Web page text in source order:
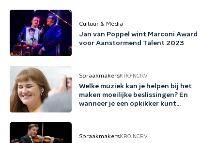
Cultuur & Media
Jan van Poppel wint Marconi Award
voor Aanstormend Talent 2023
SpraakmakersKRO-NCRV
Welke muziek kan je helpen bij het
maken moeilijke beslissingen? En
wanneer je een opkikker kunt
SpraakmakersKRO-NCRV